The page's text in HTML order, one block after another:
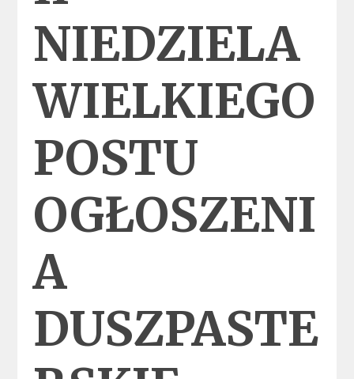
NIEDZIELA
WIELKIEGO
POSTU
OGŁOSZENI
A
DUSZPASTE